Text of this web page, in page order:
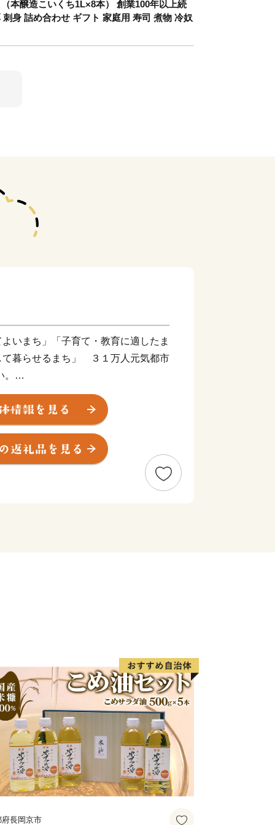
本醸造こいくち1L×8本） 創業100年以上続
身 詰め合わせ ギフト 家庭用 寿司 煮物 冷奴
いまち」「子育て・教育に適したま
て暮らせるまち」 ３１万人元気都市
に位置し、西は鈴鹿山脈、東は伊勢
り、東海・近畿・北陸・という３つ
にも恵まれた都市です。
って育まれたさまざまな魅力を有
術を蓄積してきた石油化学コンビナ
場をはじめとする全国屈指の産業集積
府長岡京市